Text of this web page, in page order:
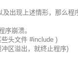
及出现上述情形，那么程
序崩溃。
头文件 #include )
区溢出，就终止程序)